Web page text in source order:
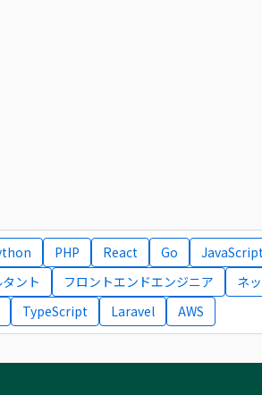
PHP React Go
ント フロントエンドエンジニア ネ
TypeScript Laravel AWS